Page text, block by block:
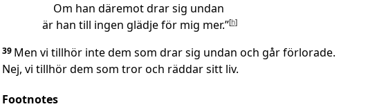
Om han däremot drar sig undan
är han till ingen glädje för mig mer.”[h]
39 Men vi tillhör inte dem som drar sig undan och går förlorade.
Nej, vi tillhör dem som tror och räddar sitt liv.
Footnotes